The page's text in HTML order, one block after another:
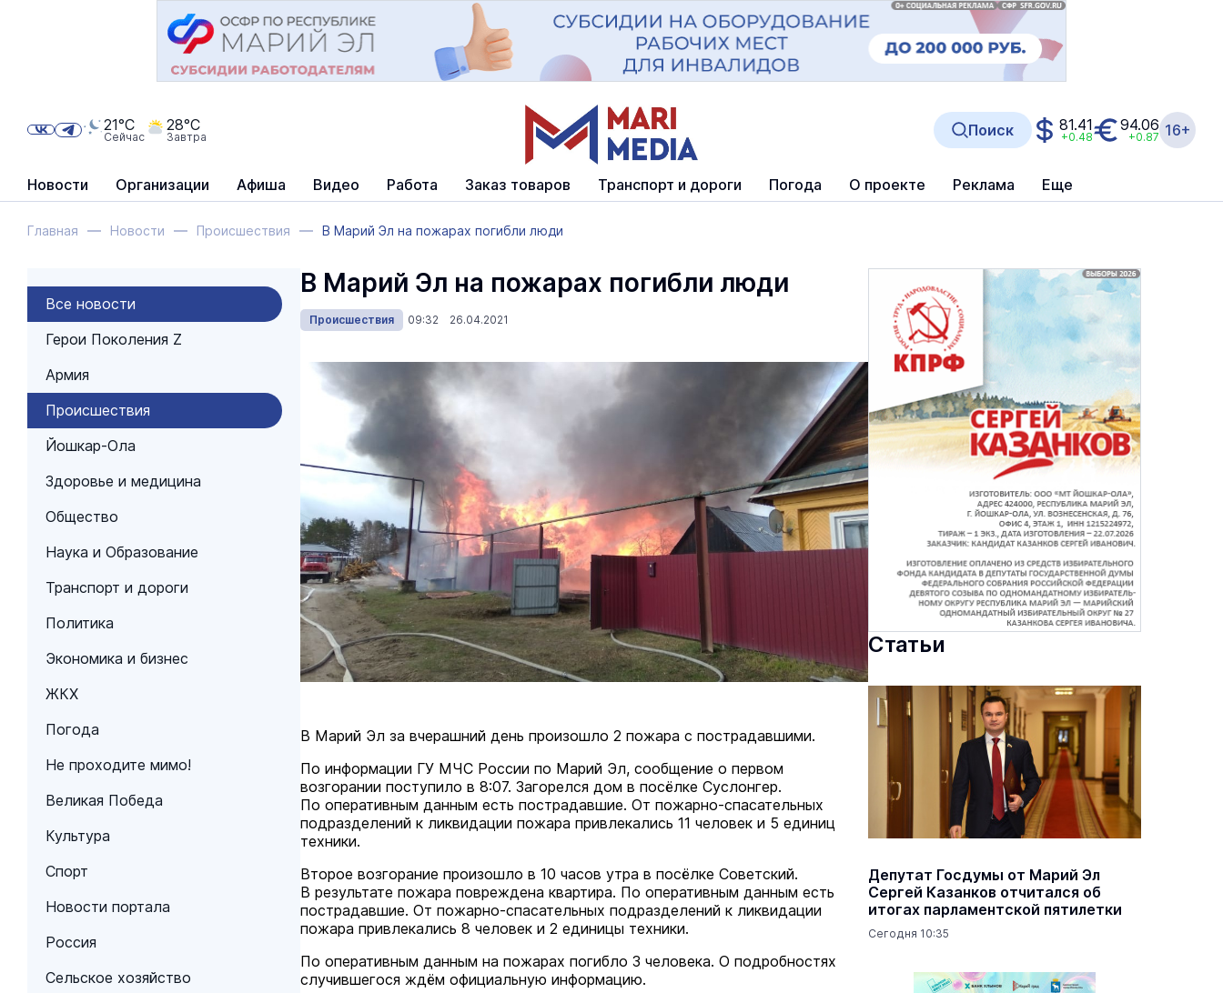
Новости Организации Афиша Видео Работа Заказ товаров Транспорт и дороги Погода О проекте Реклама Еще
21°C
Сейчас
28°C
Завтра Поиск 81.41
+0.48
94.06
+0.87 16+
Главная Новости Происшествия В Марий Эл на пожарах погибли люди
Все новости
Герои Поколения Z
Армия
Происшествия
Йошкар-Ола
Здоровье и медицина
Общество
Наука и Образование
Транспорт и дороги
Политика
Экономика и бизнес
ЖКХ
Погода
Не проходите мимо!
Великая Победа
Культура
Спорт
Новости портала
Россия
Сельское хозяйство
В Марий Эл на пожарах погибли люди
Происшествия 09:32 26.04.2021
В Марий Эл за вчерашний день произошло 2 пожара с пострадавшими.
По информации ГУ МЧС России по Марий Эл, сообщение о первом
возгорании поступило в 8:07. Загорелся дом в посёлке Суслонгер.
По оперативным данным есть пострадавшие. От пожарно-спасательных
подразделений к ликвидации пожара привлекались 11 человек и 5 единиц
техники.
Второе возгорание произошло в 10 часов утра в посёлке Советский.
В результате пожара повреждена квартира. По оперативным данным есть
пострадавшие. От пожарно-спасательных подразделений к ликвидации
пожара привлекались 8 человек и 2 единицы техники.
По оперативным данным на пожарах погибло 3 человека. О подробностях
случившегося ждём официальную информацию.
Статьи
Депутат Госдумы от Марий Эл
Сергей Казанков отчитался об
итогах парламентской пятилетки
Сегодня 10:35